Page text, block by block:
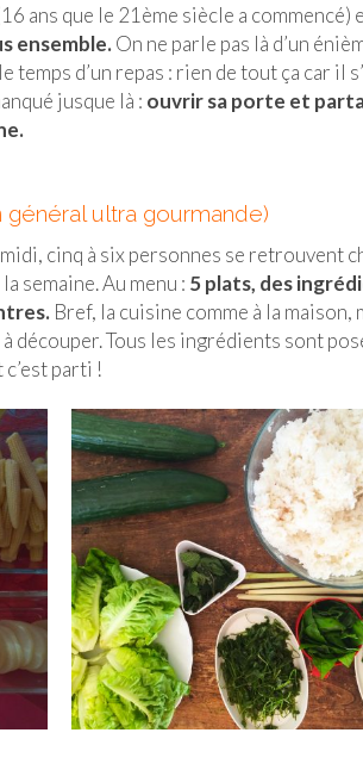
ans que le 21ème siècle a commencé)
ensemble.On ne parle pas là d’un
d’un repas : rien de tout ça car il
jusque là : ouvrir sa porte et
général ultra gourmande)
cinq à six personnes se retrouvent
semaine. Au menu : 5 plats, des
Bref, la cuisine comme à la
découper. Tous les ingrédients sont
parti !